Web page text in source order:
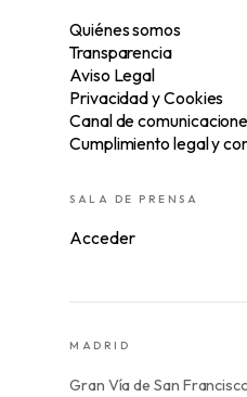
Quiénes somos
Transparencia
Aviso Legal
Privacidad y Cookies
Canal de
Cumplimiento legal y
SALA DE PRENSA
Acceder
MADRID
Gran Vía de San